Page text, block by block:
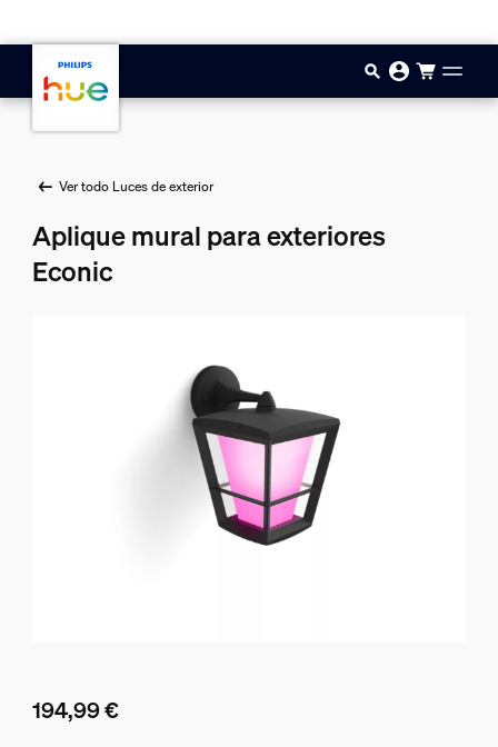
Ver todo Luces de exterior
Aplique mural para exteriores
Econic
194,99 €